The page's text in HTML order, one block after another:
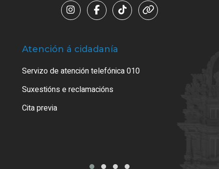
Atención á cidadanía
Servizo de atención telefónica 010
Suxestións e reclamacións
Cita previa